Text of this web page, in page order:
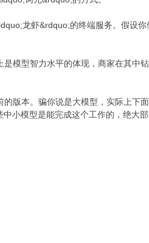
龙虾&rdquo;的终端服务。假设
模型智力水平的体现，商家在其中
版本。骗你说是大模型，实际上下
小模型是能完成这个工作的，绝大